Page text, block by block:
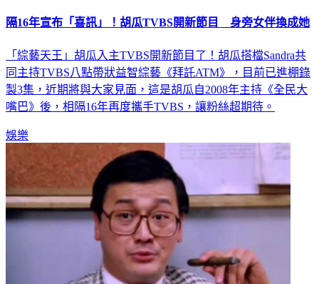
「綜藝天王」胡瓜入主TVBS開新節目了！胡瓜搭檔Sandra共
同主持TVBS八點帶狀益智綜藝《拜託ATM》，目前已進棚錄
製3集，近期將與大家見面，這是胡瓜自2008年主持《全民大